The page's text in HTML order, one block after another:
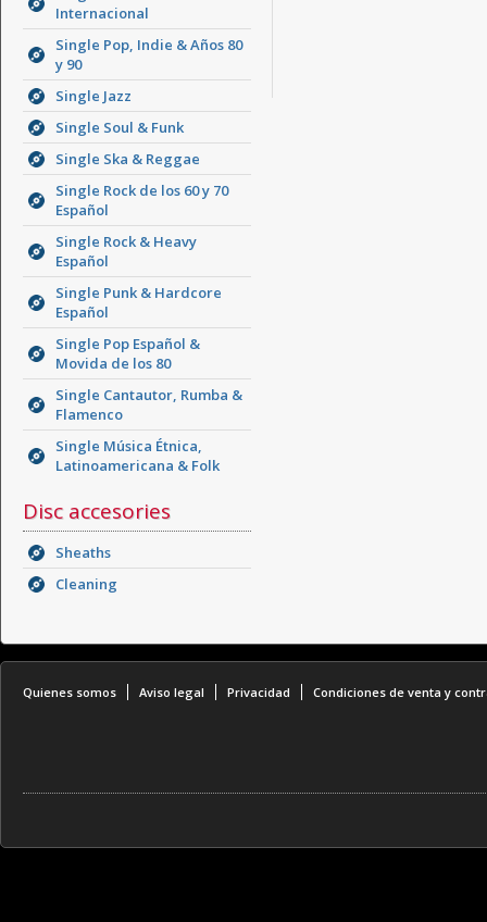
Internacional
Single Pop, Indie & Años 80
y 90
Single Jazz
Single Soul & Funk
Single Ska & Reggae
Single Rock de los 60 y 70
Español
Single Rock & Heavy
Español
Single Punk & Hardcore
Español
Single Pop Español &
Movida de los 80
Single Cantautor, Rumba &
Flamenco
Single Música Étnica,
Latinoamericana & Folk
Disc accesories
Sheaths
Cleaning
Quienes somos Aviso legal Privacidad Condiciones de venta y